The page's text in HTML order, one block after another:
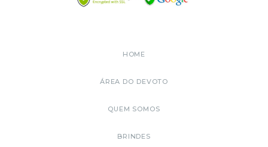
HOME
ÁREA DO DEVOTO
QUEM SOMOS
BRINDES